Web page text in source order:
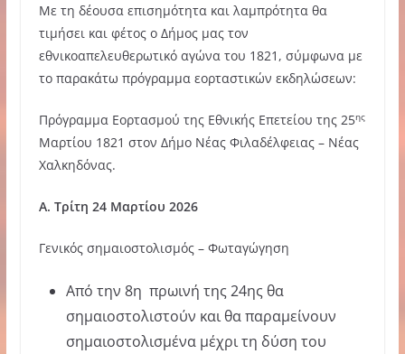
Με τη δέουσα επισημότητα και λαμπρότητα θα
τιμήσει και φέτος ο Δήμος μας τον
εθνικοαπελευθερωτικό αγώνα του 1821, σύμφωνα με
το παρακάτω πρόγραμμα εορταστικών εκδηλώσεων:
Πρόγραμμα Εορτασμού της Εθνικής Επετείου της 25ης
Μαρτίου 1821 στον Δήμο Νέας Φιλαδέλφειας – Νέας
Χαλκηδόνας.
Α. Τρίτη 24Μαρτίου 2026
Γενικός σημαιοστολισμός – Φωταγώγηση
Από την 8η πρωινή της 24ης θα
σημαιοστολιστούν και θα παραμείνουν
σημαιοστολισμένα μέχρι τη δύση του